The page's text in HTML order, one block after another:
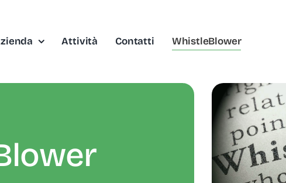
Attività Contatti WhistleBlower